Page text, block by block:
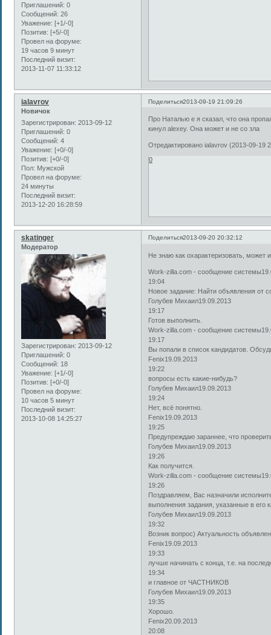
Приглашений: 0
Сообщений: 26
Уважение: [+1/-0]
Позитив: [+5/-0]
Провел на форуме:
19 часов 9 минут
Последний визит:
2013-11-07 11:33:12
Поделиться2013-09-19 21:09:26
ialavrov
Новичок
Зарегистрирован: 2013-09-12
Приглашений: 0
Сообщений: 4
Уважение: [+0/-0]
Позитив: [+0/-0]
Пол: Мужской
Провел на форуме:
24 минуты
Последний визит:
2013-12-20 16:28:59
Про Наталью е я сказал, что она
кинул alexey. Она может и не со зла
Отредактировано ialavrov (2013-09-19
0
Поделиться2013-09-20 20:32:12
skatinger
Модератор
Зарегистрирован: 2013-09-12
Приглашений: 0
Сообщений: 18
Уважение: [+1/-0]
Позитив: [+0/-0]
Провел на форуме:
10 часов 5 минут
Последний визит:
2013-10-08 14:25:27
Не знаю как охарактеризовать, может
Work-zilla.com - сообщение
19:04
Новое задание: Найти объявления от
Голубев Михаил19.09.2013
19:17
Готов выполнить.
Work-zilla.com - сообщение
19:17
Вы попали в список кандидатов.
Fenix19.09.2013
19:22
вопросы есть какие-нибудь?
Голубев Михаил19.09.2013
19:24
Нет, всё понятно.
Fenix19.09.2013
19:25
Предупреждаю зараннее, что
Голубев Михаил19.09.2013
19:26
Как получится.
Work-zilla.com - сообщение
19:26
Поздравляем, Вас назначили
выполнения задания, указанные в его
Голубев Михаил19.09.2013
19:32
Возник вопрос) Актуальность
Fenix19.09.2013
19:33
лучше начинать с конца, т.е. на
19:34
и главное от ЧАСТНИКОВ
Голубев Михаил19.09.2013
19:35
Хорошо.
Fenix20.09.2013
20:08